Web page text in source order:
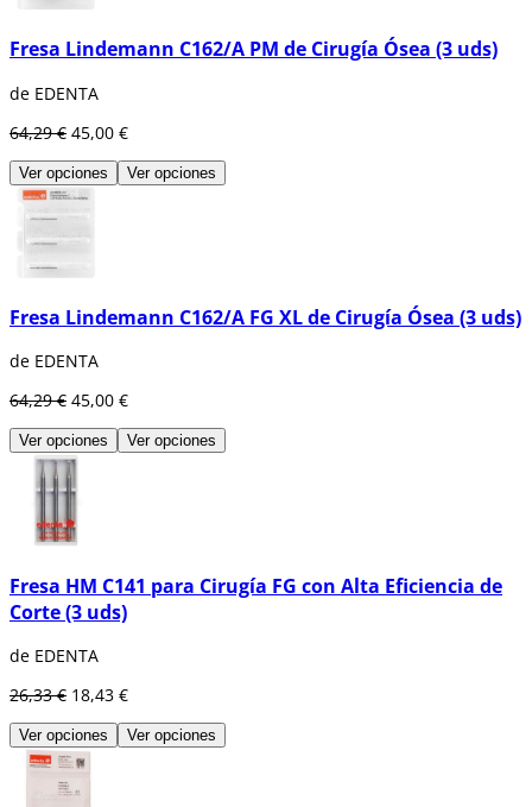
Fresa Lindemann C162/A PM de Cirugía Ósea (3 uds)
de EDENTA
64,29 € 45,00 €
Ver opciones Ver opciones
Fresa Lindemann C162/A FG XL de Cirugía Ósea (3 uds)
de EDENTA
64,29 € 45,00 €
Ver opciones Ver opciones
Fresa HM C141 para Cirugía FG con Alta Eficiencia de
Corte (3 uds)
de EDENTA
26,33 € 18,43 €
Ver opciones Ver opciones